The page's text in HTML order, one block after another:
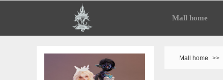
Mall home
Mall home >>